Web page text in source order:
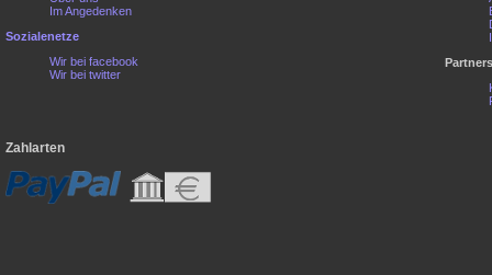
Im Angedenken
Sozialenetze
Wir bei facebook
Wir bei twitter
Zahlarten